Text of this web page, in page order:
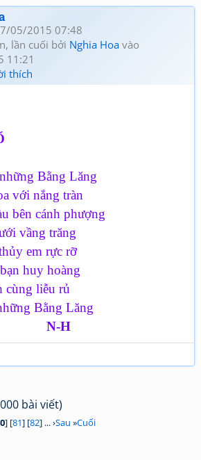
05/2015 07:48
lần cuối bởi Nghia Hoa vào
11:21
thích
Bằng Lăng
với nắng tràn
bên cánh phượng
vầng trăng
em rực rỡ
huy hoàng
cùng liễu rủ
Bằng Lăng
N-H
bài viết)
] [81] [82] ... ›Sau »Cuối